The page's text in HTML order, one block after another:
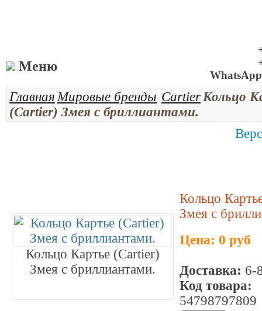
Меню
Главная Мировые бренды CartierКольцо
(Cartier) Змея с бриллиантами.
Кольцо Картье (Cartier)
Змея с бриллиантами.
Кольцо
Змея с
Цена: 0 руб
Доставка: 6-
Код товара:
54798797809